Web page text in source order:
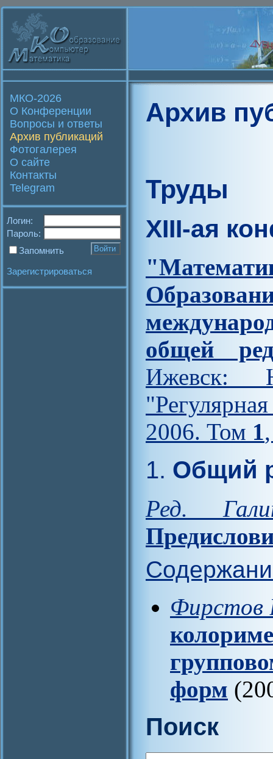
МКО-2026
О Конференции
Вопросы и ответы
Архив публикаций
Фотогалерея
О сайте
Контакты
Telegram
Логин:
Пароль:
Запомнить
Зарегистрироваться
Архив
Труды
XIII-ая
общей
Ижевск:
2006. Том 1
1. Общий
Ред.
Фирстов
форм
Поиск